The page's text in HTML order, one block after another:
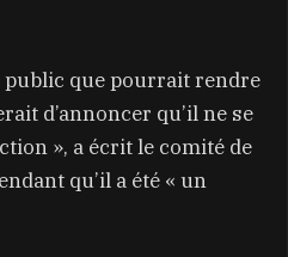
public que pourrait rendre
d’annoncer qu’il ne se
», a écrit le comité de
qu’il a été « un